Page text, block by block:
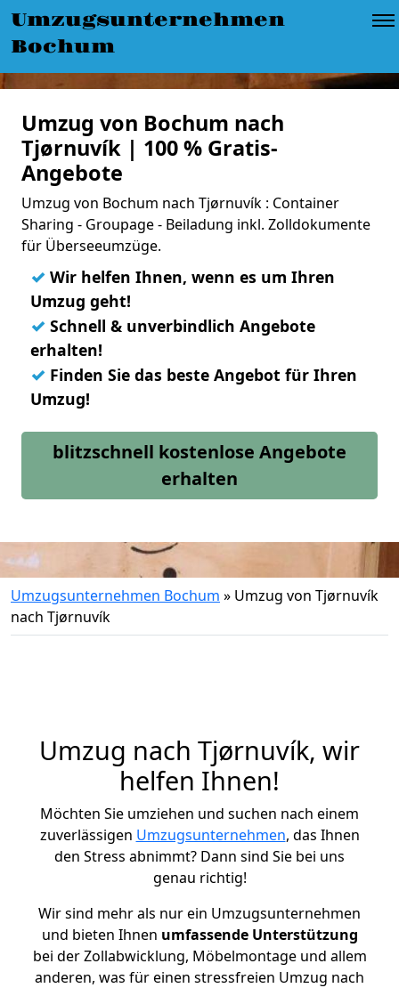
Umzugsunternehmen
Bochum
Umzug von Bochum nach
Tjørnuvík | 100 % Gratis-
Angebote
Umzug von Bochum nach Tjørnuvík : Container
Sharing - Groupage - Beiladung inkl. Zolldokumente
für Überseeumzüge.
✓ Wir helfen Ihnen, wenn es um Ihren
Umzug geht!
✓ Schnell & unverbindlich Angebote
erhalten!
✓ Finden Sie das beste Angebot für Ihren
Umzug!
blitzschnell kostenlose Angebote
erhalten
Umzugsunternehmen Bochum » Umzug von Tjørnuvík
nach Tjørnuvík
Umzug nach Tjørnuvík, wir
helfen Ihnen!
Möchten Sie umziehen und suchen nach einem
zuverlässigen Umzugsunternehmen, das Ihnen
den Stress abnimmt? Dann sind Sie bei uns
genau richtig!
Wir sind mehr als nur ein Umzugsunternehmen
und bieten Ihnen umfassende Unterstützung
bei der Zollabwicklung, Möbelmontage und allem
anderen, was für einen stressfreien Umzug nach